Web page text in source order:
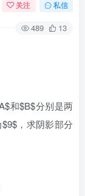
关注 私信
489 13
和$B$分别是两
，求阴影部分